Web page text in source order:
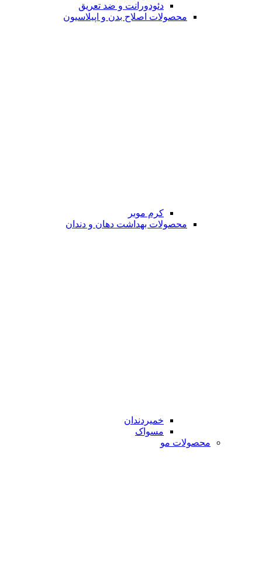
دئودورانت و ضد تعریق
محصولات اصلاح بدن و اپیلاسیون
کرم موبر
محصولات بهداشت دهان و دندان
خمیردندان
مسواک
محصولات مو